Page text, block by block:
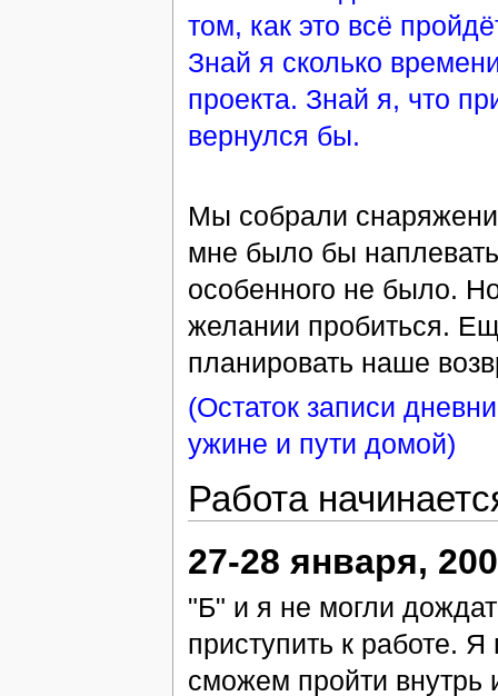
том, как это всё
Знай я сколько
проекта. Знай я, что
вернулся бы.
Мы собрали
мне было бы
особенного не было.
желании пробиться.
планировать наше
(Остаток записи
ужине и пути домой)
Работа
27-28 января,
"Б" и я не могли
приступить к работе.
сможем пройти внутрь